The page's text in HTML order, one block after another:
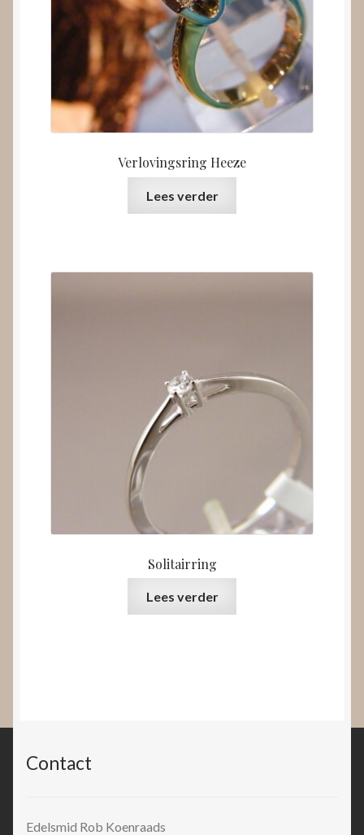
Verlovingsring Heeze
Lees verder
Solitairring
Lees verder
Contact
Edelsmid Rob Koenraads